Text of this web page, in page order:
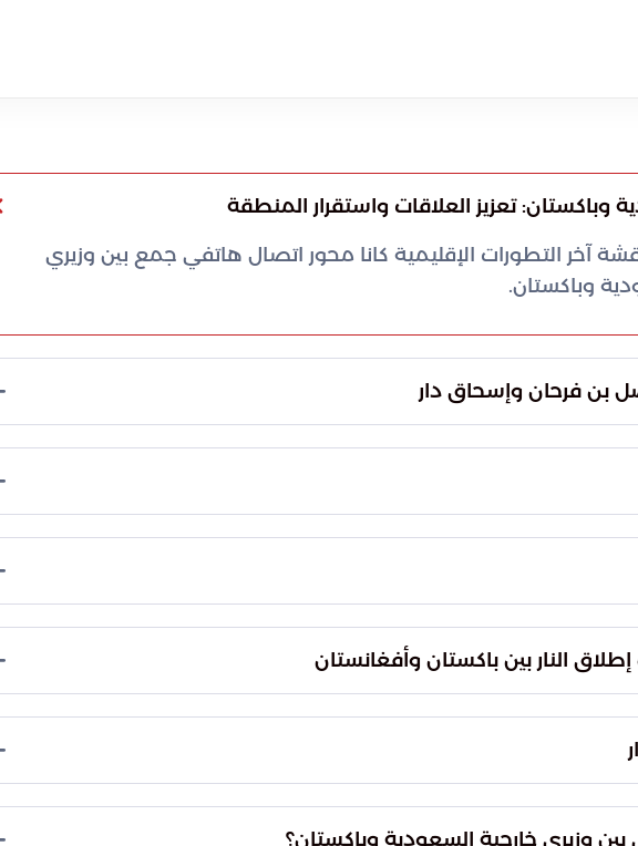
وباكستان: تعزيز العلاقات واستقرار المنطقة
آخر التطورات الإقليمية كانا محور اتصال هاتفي جمع بين وزيري
وباكستان.
بن فرحان وإسحاق دار
الوزراء ووزير الخارجية الباكستاني.
بين البلدين الشقيقين.
الباكستاني يوم الخميس الماضي، وجرى خلال هذا الحوار بحث آخر
النار بين باكستان وأفغانستان
الفوري لإطلاق النار.
في المنطقة. وفي النهاية: تعكس هذه السلسلة من الاتصالات
وزيري خارجية السعودية وباكستان؟